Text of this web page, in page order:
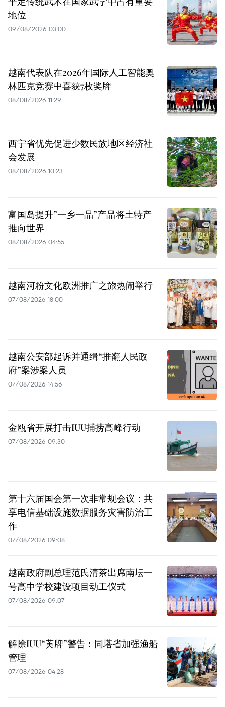
地位
09/08/2026 03:00
越南代表队在2026年国际人工智能奥
林匹克竞赛中喜获7枚奖牌
08/08/2026 11:29
西宁省优先促进少数民族地区经济社
会发展
08/08/2026 10:23
富国岛提升”一乡一品”产品将土特产
推向世界
08/08/2026 04:55
越南河粉文化欧洲推广之旅热闹举行
07/08/2026 18:00
越南公安部起诉并通缉“推翻人民政
府”案涉案人员
07/08/2026 14:56
金瓯省开展打击IUU捕捞高峰行动
07/08/2026 09:30
第十六届国会第一次非常规会议：共
享电信基础设施数据服务灾害防治工
作
07/08/2026 09:08
越南政府副总理范氏清茶出席南坛一
号高中学校建设项目动工仪式
07/08/2026 09:07
解除IUU“黄牌”警告：同塔省加强渔船
管理
07/08/2026 04:28